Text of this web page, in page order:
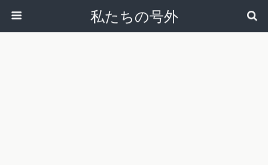
私たちの号外